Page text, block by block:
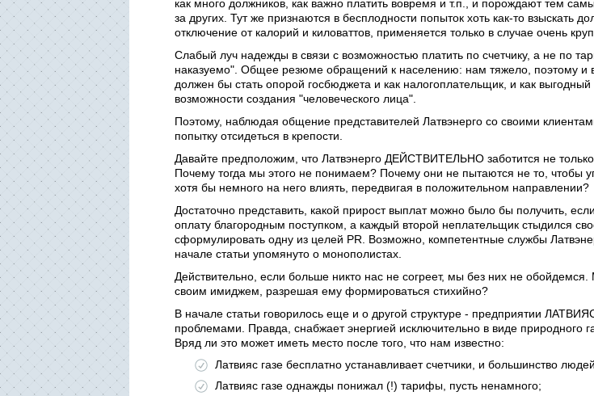
как много должников, как важно платить вовремя и т.п., и порождают тем
за других. Тут же признаются в бесплодности попыток хоть как-то взыскать
отключение от калорий и киловаттов, применяется только в случае очень
Слабый луч надежды в связи с возможностью платить по счетчику, а не по
наказуемо". Общее резюме обращений к населению: нам тяжело, поэтому и
должен бы стать опорой госбюджета и как налогоплательщик, и как
возможности создания "человеческого лица".
Поэтому, наблюдая общение представителей Латвэнерго со своими
попытку отсидеться в крепости.
Давайте предположим, что Латвэнерго ДЕЙСТВИТЕЛЬНО заботится не только
Почему тогда мы этого не понимаем? Почему они не пытаются не то, чтобы
хотя бы немного на него влиять, передвигая в положительном направлении?
Достаточно представить, какой прирост выплат можно было бы получить,
оплату благородным поступком, а каждый второй неплательщик стыдился
сформулировать одну из целей PR. Возможно, компетентные службы
начале статьи упомянуто о монополистах.
Действительно, если больше никто нас не согреет, мы без них не
своим имиджем, разрешая ему формироваться стихийно?
В начале статьи говорилось еще и о другой структуре - предприятии
проблемами. Правда, снабжает энергией исключительно в виде природного
Вряд ли это может иметь место после того, что нам известно:
Латвияс газе бесплатно устанавливает счетчики, и большинство
Латвияс газе однажды понижал (!) тарифы, пусть ненамного;